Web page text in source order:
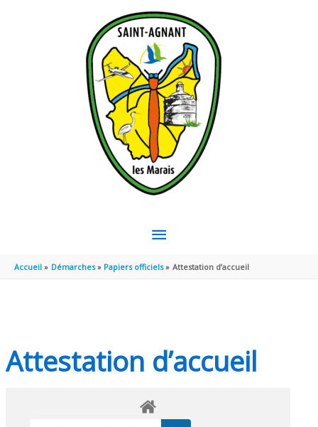
MENU
PRINCIPAL
Accueil Démarches Papiers officiels Attestation d’accueil
Attestation d’accueil